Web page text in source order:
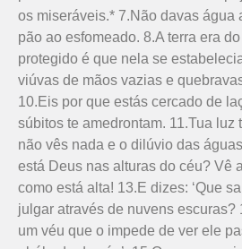
os miseráveis.* 7.Não davas água
pão ao esfomeado. 8.A terra era
protegido é que nela se
viúvas de mãos vazias e
10.Eis por que estás cercado de
súbitos te amedrontam. 11.Tua luz
não vês nada e o dilúvio das
está Deus nas alturas do céu? Vê
como está alta! 13.E dizes: ‘Que
julgar através de nuvens escuras?
um véu que o impede de ver ele